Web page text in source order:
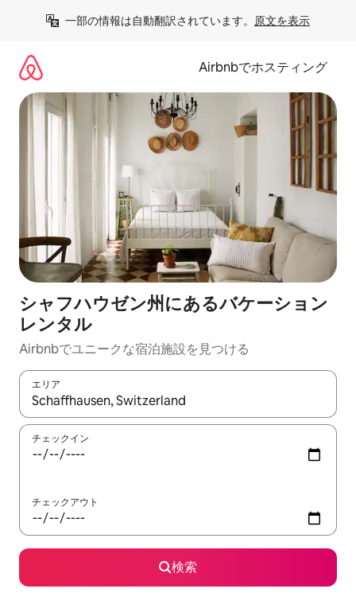
一部の情報は自動翻訳されています。 原文を表示
Airbnbでホスティング
シャフハウゼン州にあるバケーション
レンタル
Airbnbでユニークな宿泊施設を見つける
エリア
検索結果が表示されたら、上下の矢印キーを使って移動するか
チェックイン
チェックアウト
検索